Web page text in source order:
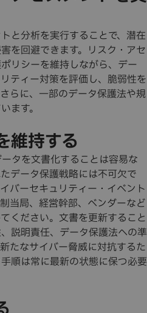
と分析を実行することで、潜在
を回避できます。リスク・アセ
リシーを維持しながら、デー
ティー対策を評価し、脆弱性を
らに、一部のデータ保護法や規
ます。
維持する
タを文書化することは容易な
データ保護戦略には不可欠で
バーセキュリティー・イベント
当局、経営幹部、ベンダーなど
ください。文書を更新すること
説明責任、データ保護法への準
たなサイバー脅威に対抗するた
順は常に最新の状態に保つ必要